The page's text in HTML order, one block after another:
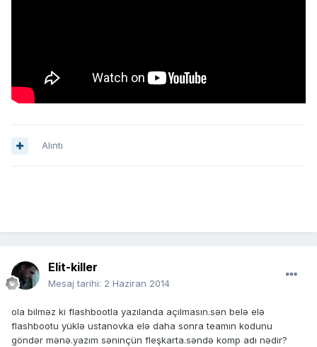
Alıntı
Elit-killer
Mesaj tarihi: 2 Haziran 2014
ola bilməz ki flashbootla yazılanda açılmasın.sən belə elə
flashbootu yüklə ustanovka elə daha sonra teamın kodunu
göndər mənə.yazım səninçün fleşkarta.səndə komp adı nədir?